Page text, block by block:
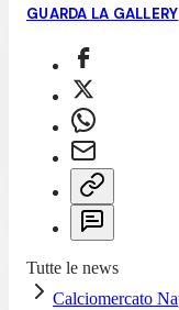
GUARDA LA GALLERY
Tutte le news
Calciomercato